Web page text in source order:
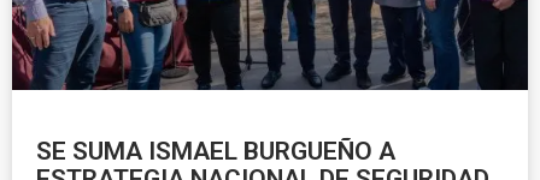
SE SUMA ISMAEL BURGUEÑO A